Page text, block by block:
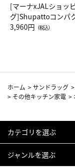
[マーナxJALショッ
グ]Shupattoコンパ
Drop JAL客室乗務員
3,960円 （税込）
ホーム >サンドラッグ >
> その他キッチン家電 >
カテゴリを選ぶ
ジャンルを選ぶ